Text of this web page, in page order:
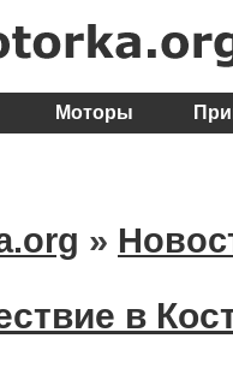
Моторы
»
в